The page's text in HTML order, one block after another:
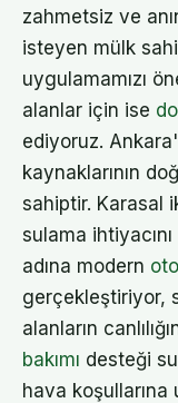
zahmetsiz ve
isteyen mülk
uygulamamızı
alanlar için ise
ediyoruz.
kaynaklarının
sahiptir. Karasal
sulama
adına modern
gerçekleştiriyor,
alanların
bakımı desteği
hava